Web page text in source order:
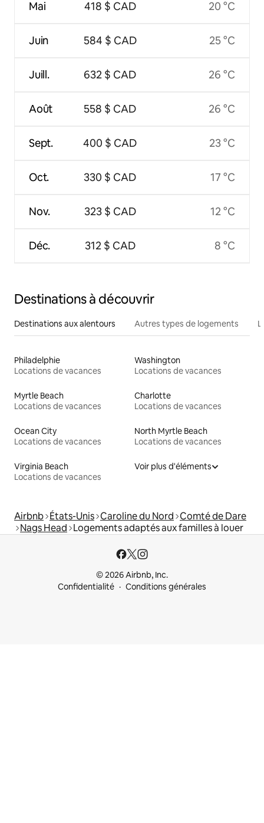
Mai
Juin
Juill.
Août
Sept.
Oct.
Nov.
Déc.
418 $ CAD
584 $ CAD
632 $ CAD
558 $ CAD
400 $ CAD
330 $ CAD
323 $ CAD
312 $ CAD
20 °C
25 °C
26 °C
26 °C
23 °C
17 °C
12 °C
8 °C
Destinations à découvrir
Destinations aux alentours Autres types de logements
Philadelphie
Locations de vacances
Washington
Locations de vacances
Myrtle Beach
Locations de vacances
Charlotte
Locations de vacances
Ocean City
Locations de vacances
North Myrtle Beach
Locations de vacances
Virginia Beach
Locations de vacances
Voir plus d'éléments
Airbnb États-Unis Caroline du Nord Comté de Dare
Nags Head Logements adaptés aux familles à louer
© 2026 Airbnb, Inc.
Confidentialité
Conditions générales